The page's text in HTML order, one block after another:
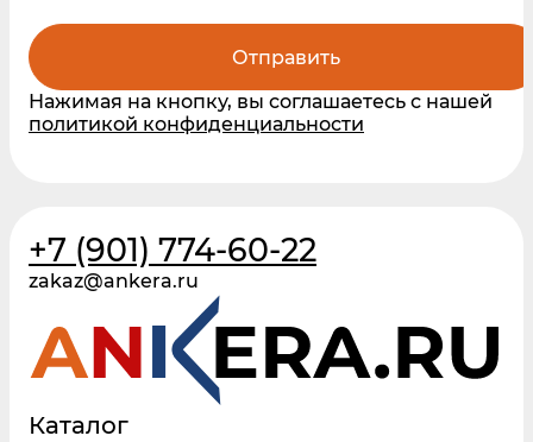
Отправить
Нажимая на кнопку, вы соглашаетесь с нашей
политикой конфиденциальности
+7 (901) 774-60-22
zakaz@ankera.ru
Каталог